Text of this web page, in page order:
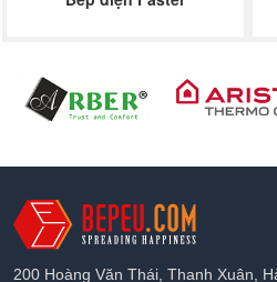
200 Hoàng Văn Thái, Thanh Xuân,